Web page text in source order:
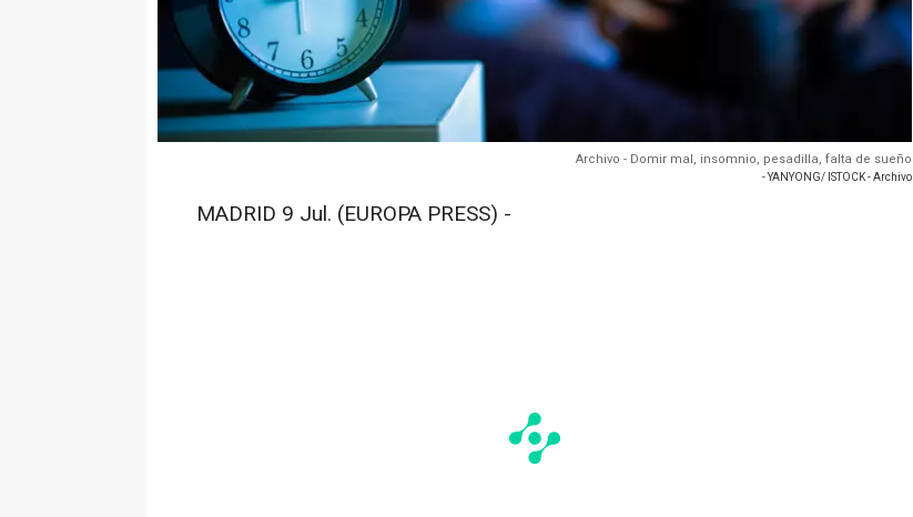
Archivo - Domir mal, insomnio, pesadilla, falta de sueño
- YANYONG/ ISTOCK - Archivo
MADRID 9 Jul. (EUROPA PRESS) -